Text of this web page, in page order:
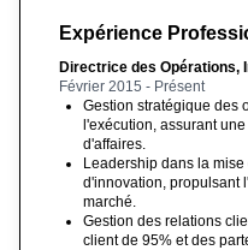
Expérience
Directrice des Opérations,
Février 2015 - Présent
Gestion stratégique des
l'exécution, assurant
d'affaires.
Leadership dans la
d'innovation, propulsant
marché.
Gestion des relations
client de 95% et des